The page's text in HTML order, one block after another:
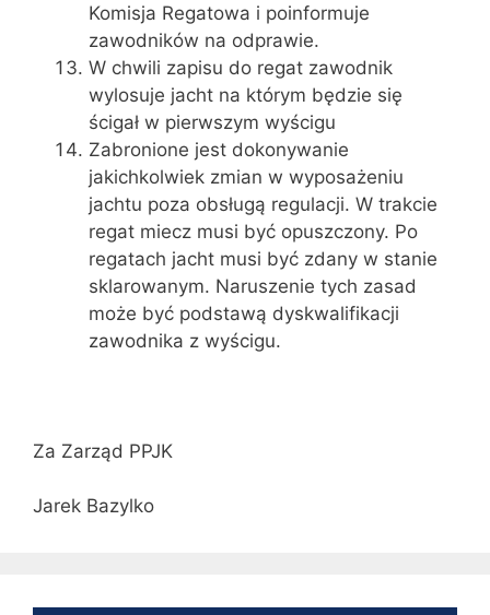
Komisja Regatowa i poinformuje
zawodników na odprawie.
W chwili zapisu do regat zawodnik
wylosuje jacht na którym będzie się
ścigał w pierwszym wyścigu
Zabronione jest dokonywanie
jakichkolwiek zmian w wyposażeniu
jachtu poza obsługą regulacji. W trakcie
regat miecz musi być opuszczony. Po
regatach jacht musi być zdany w stanie
sklarowanym. Naruszenie tych zasad
może być podstawą dyskwalifikacji
zawodnika z wyścigu.
Za Zarząd PPJK
Jarek Bazylko